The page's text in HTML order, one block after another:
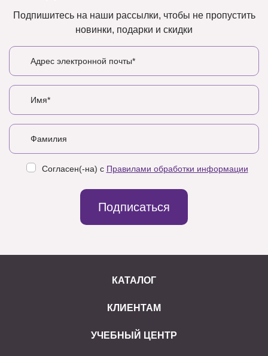
Подпишитесь на наши рассылки, чтобы не пропустить
новинки, подарки и скидки
Согласен(-на) с Правилами обработки информации
Подписаться
КАТАЛОГ
КЛИЕНТАМ
УЧЕБНЫЙ ЦЕНТР